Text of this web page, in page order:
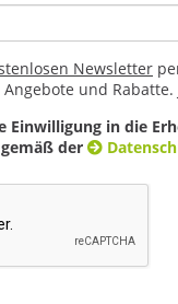
Newsletter
und
Einwilligung in die
der